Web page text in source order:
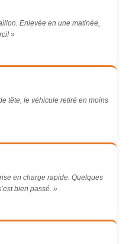
Enlevée en une matinée,
»
tête, le véhicule retiré en moins
en charge rapide. Quelques
bien passé. »